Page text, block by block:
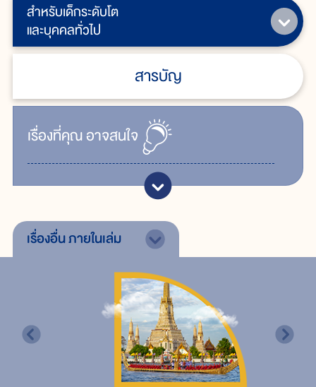
สำหรับเด็กระดับโต
และบุคคลทั่วไป
สารบัญ
เรื่ิองที่คุณอาจสนใจ
เรื่องอื่นภายในเล่ม